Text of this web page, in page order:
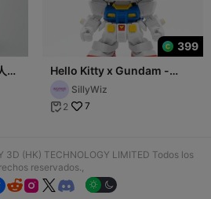
399
Hello Kitty x Gundam -
Cutest Fusion
SillyWiz
 2 7
(HK) TECHNOLOGY LIMITED Todos los
reservados.,
  